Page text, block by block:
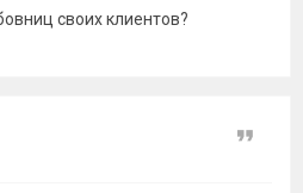
своих клиентов?
Цитата